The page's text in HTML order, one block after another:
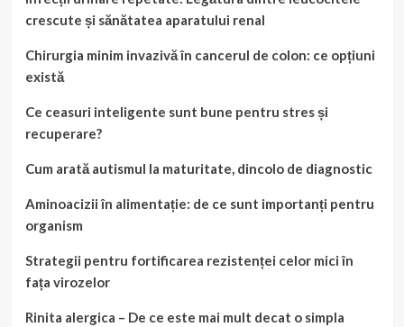
crescute și sănătatea aparatului renal
Chirurgia minim invazivă în cancerul de colon: ce opțiuni
există
Ce ceasuri inteligente sunt bune pentru stres și
recuperare?
Cum arată autismul la maturitate, dincolo de diagnostic
Aminoacizii în alimentație: de ce sunt importanți pentru
organism
Strategii pentru fortificarea rezistenței celor mici în
fața virozelor
Rinita alergica – De ce este mai mult decat o simpla